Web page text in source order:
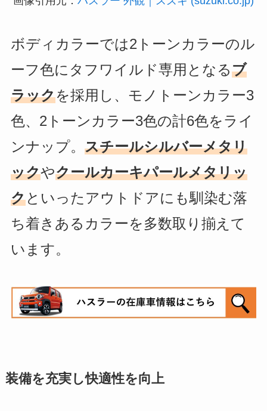
ボディカラーでは2トーンカラーのル
ーフ色にタフワイルド専用となるブ
ラックを採用し、モノトーンカラー3
色、2トーンカラー3色の計6色をライ
ンナップ。 スチールシルバーメタリ
ックやクールカーキパールメタリッ
クといったアウトドアにも馴染む落
ち着きあるカラーを多数取り揃えて
います。
装備を充実し快適性を向上